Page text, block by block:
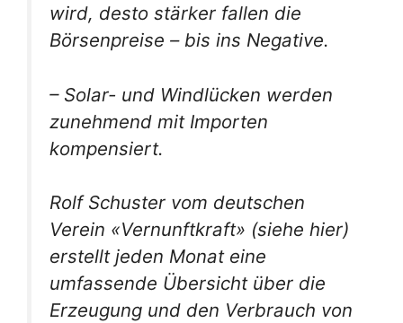
wird, desto stärker fallen die
Börsenpreise – bis ins Negative.
– Solar- und Windlücken werden
zunehmend mit Importen
kompensiert.
Rolf Schuster vom deutschen
Verein «Vernunftkraft» (siehe hier)
erstellt jeden Monat eine
umfassende Übersicht über die
Erzeugung und den Verbrauch von